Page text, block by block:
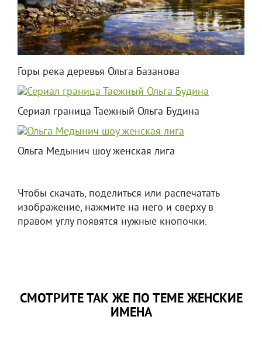
Горы река деревья Ольга Базанова
Сериал граница Таежный Ольга Будина
Ольга Медынич шоу женская лига
Чтобы скачать, поделиться или распечатать
изображение, нажмите на него и сверху в
правом углу появятся нужные кнопочки.
СМОТРИТЕ ТАК ЖЕ ПО ТЕМЕ ЖЕНСКИЕ
ИМЕНА